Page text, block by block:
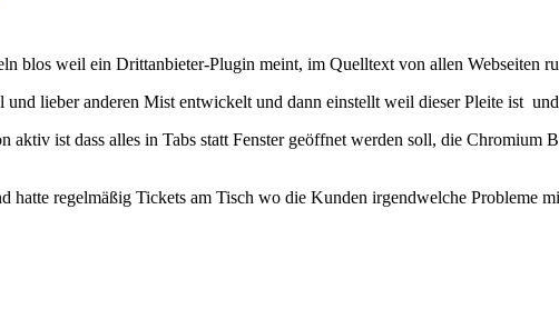
blos weil ein Drittanbieter-Plugin meint, im Quelltext von allen Webseiten
lieber anderen Mist entwickelt und dann einstellt weil dieser Pleite ist
aktiv ist dass alles in Tabs statt Fenster geöffnet werden soll, die
regelmäßig Tickets am Tisch wo die Kunden irgendwelche Probleme